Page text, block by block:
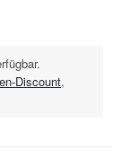
Discount,